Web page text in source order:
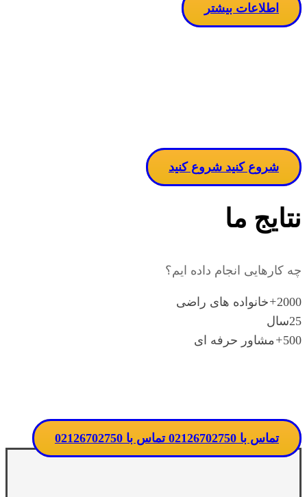
اطلاعات بیشتر
شروع کنید شروع کنید
نتایج ما
چه کارهایی انجام داده ایم؟
2000
+خانواده های راضی
25سال
500
+مشاور حرفه ای
تماس با 02126702750 تماس با 02126702750